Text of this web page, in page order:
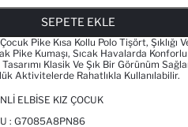
SEPETE EKLE
Pike Kısa Kollu Polo Tişört, Şıklığı
Pike Kumaşı, Sıcak Havalarda
Klasik Ve Şık Bir Görünüm
Aktivitelerde Rahatlıkla Kullanılabilir.
ELBISE KIZ ÇOCUK
: G7085A8PN86